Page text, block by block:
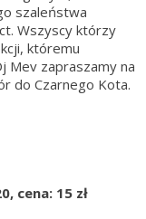
szaleństwa
Wszyscy którzy
któremu
Mev zapraszamy na
do Czarnego Kota.
cena: 15 zł